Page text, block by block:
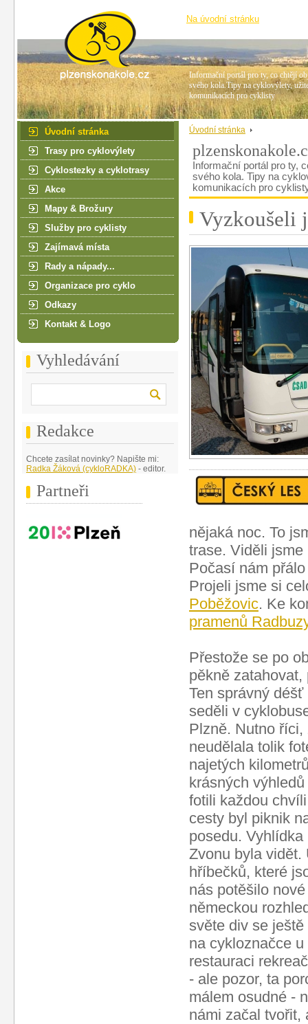
Na úvodní stránku
Informační portál pro ty, co chtějí
svého kola.Tipy na cyklovýlety,
komunikacích pro cyklisty
Úvodní stránka
Trasy pro cyklovýlety
Cyklostezky a cyklotrasy
Akce
Mapy & Brožury
Služby pro cyklisty
Zajímavá místa
Rady a nápady...
Organizace pro cyklo
Odkazy
Kontakt & Logo
Vyhledávání
Redakce
Chcete zasílat novinky? Napište mi:
Radka Žáková (cykloRADKA) - editor.
Partneři
Úvodní stránka
Informační portál pro ty,
svého kola. Tipy na
komunikacích pro
Vyzkoušeli
nějaká noc. To
trase. Viděli jsme
Počasí nám
Projeli jsme si
Poběžovic. Ke
pramenů
Přestože se po
pěkně
Ten správný
seděli v
Plzně. Nutno
neudělala tolik
najetých
krásných
fotili každou
cesty byl piknik
posedu.
Zvonu byla vidět.
hříbečků, které
nás potěšilo
německou
světe div se
na cykloznačce
restauraci
- ale pozor, ta
málem osudné -
námi začal tvořit,